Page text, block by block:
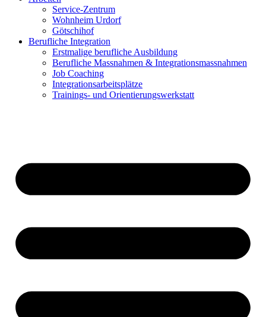
Service-Zentrum
Wohnheim Urdorf
Götschihof
Berufliche Integration
Erstmalige berufliche Ausbildung
Berufliche Massnahmen & Integrationsmassnahmen
Job Coaching
Integrationsarbeitsplätze
Trainings- und Orientierungswerkstatt